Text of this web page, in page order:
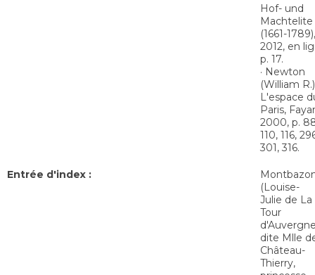
Hof- und
Machtelite
(1661-1789),
2012, en
p. 17.
· Newton
(William
L'espace
Paris,
2000, p.
110, 116,
301, 316.
Entrée d'index :
(Louise-
Julie de La
Tour
dite Mlle
Château-
Thierry,